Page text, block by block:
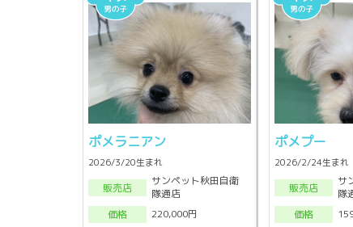
ポメラニアン
2026/3/20生まれ
販売店
サンペット秋田自衛
隊通店
価格
220,000円
ポメプー
2026/2/24生まれ
販売店
サ
隊
価格